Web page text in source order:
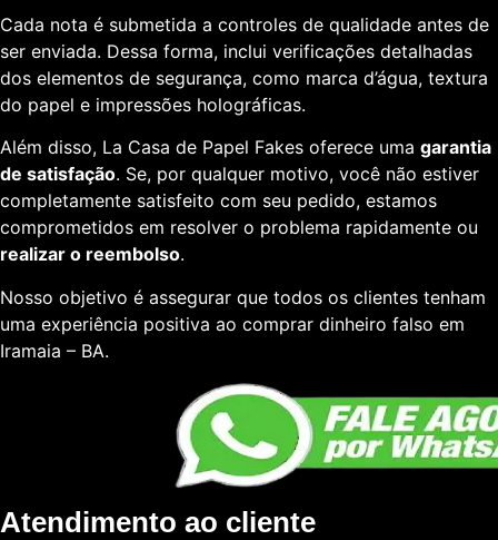
Cada nota é submetida a controles de qualidade antes de
ser enviada. Dessa forma, inclui verificações detalhadas
dos elementos de segurança, como marca d’água, textura
do papel e impressões holográficas.
Além disso, La Casa de Papel Fakes oferece uma garantia
de satisfação. Se, por qualquer motivo, você não estiver
completamente satisfeito com seu pedido, estamos
comprometidos em resolver o problema rapidamente ou
realizar o reembolso.
Nosso objetivo é assegurar que todos os clientes tenham
uma experiência positiva ao comprar dinheiro falso em
Iramaia – BA.
Atendimento ao cliente